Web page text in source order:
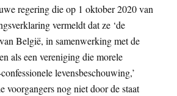
regering die op 1 oktober 2020 van
vermeldt dat ze ‘de
België, in samenwerking met de
als een vereniging die morele
levensbeschouwing,’
voorgangers nog niet door de staat